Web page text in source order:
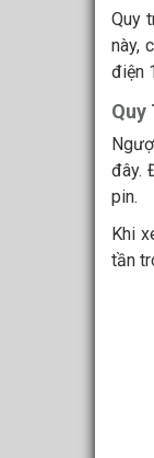
Quy
này,
điện
Quy
đây.
pin.
Khi
tần